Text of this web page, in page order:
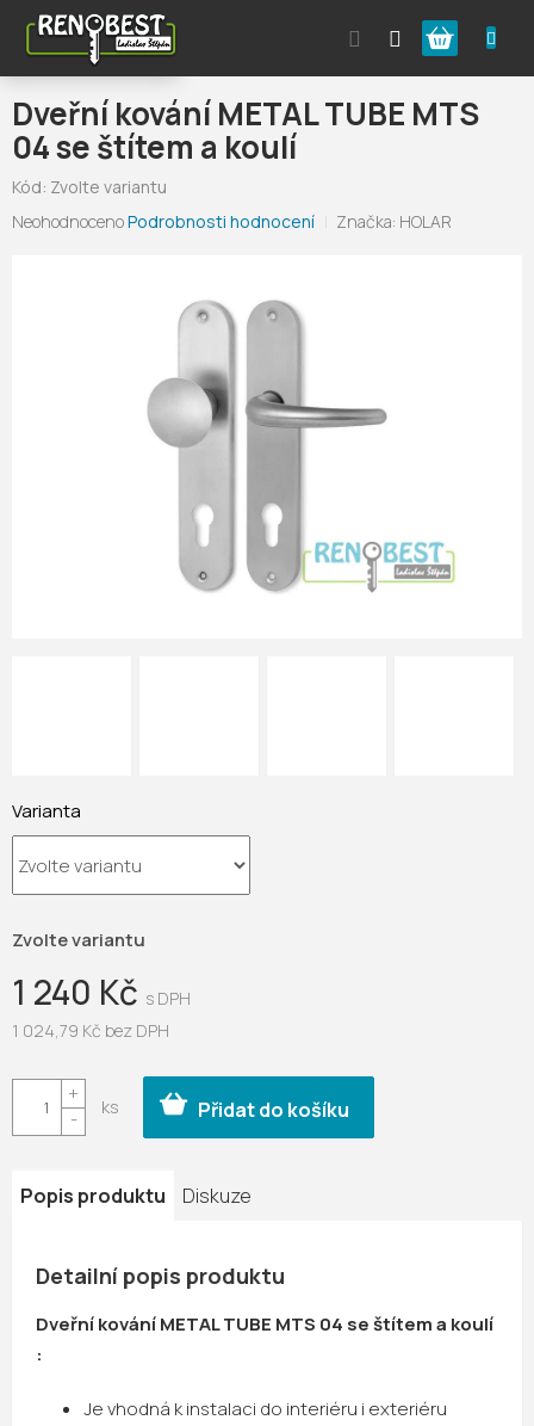
obsah
Nákupní
košík
Dveřní kování METAL TUBE MTS
04 se štítem a koulí
Kód: Zvolte variantu
Průměrné
NeohodnocenoPodrobnosti hodnocení Značka: HOLAR
1 240 Kč
1 024,79 Kč bez DPH
cena:
Zvolte variantu
Varianta
Přidat do košíku
Popis produktu Diskuze
Detailní popis produktu
Dveřní kování METAL TUBE MTS 04 se štítem a koulí
:
Je vhodná k instalaci do interiéru i exteriéru